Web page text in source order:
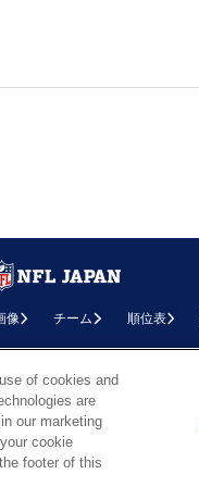
像 チーム 順位表
JAPAN.COM.All Rights Reserved.
Corporation. All Rights Reserved.
Images / PHOTO BY Getty Images
of cookies and
are
our marketing
cookie
footer of this